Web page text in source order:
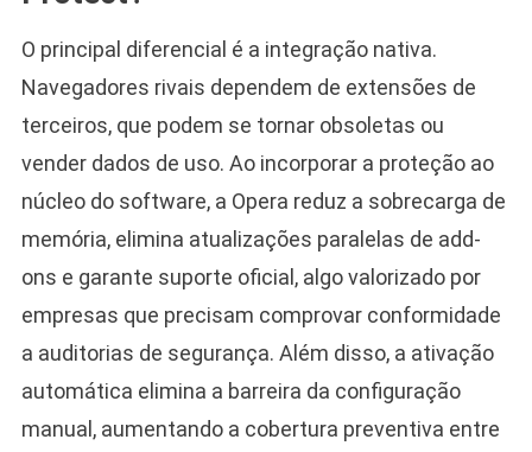
O principal diferencial é a integração nativa.
Navegadores rivais dependem de extensões de
terceiros, que podem se tornar obsoletas ou
vender dados de uso. Ao incorporar a proteção ao
núcleo do software, a Opera reduz a sobrecarga de
memória, elimina atualizações paralelas de add-
ons e garante suporte oficial, algo valorizado por
empresas que precisam comprovar conformidade
a auditorias de segurança. Além disso, a ativação
automática elimina a barreira da configuração
manual, aumentando a cobertura preventiva entre